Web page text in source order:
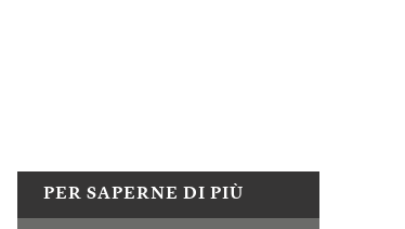
PER SAPERNE DI PIÙ